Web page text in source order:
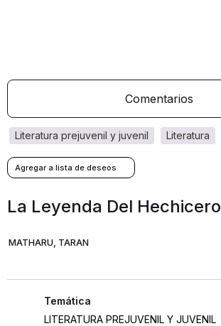
Comentarios
literatura
literatura prejuvenil y juvenil
La Leyenda Del Hechicero
MATHARU, TARAN
LITERATURA PREJUVENIL Y JUVENIL